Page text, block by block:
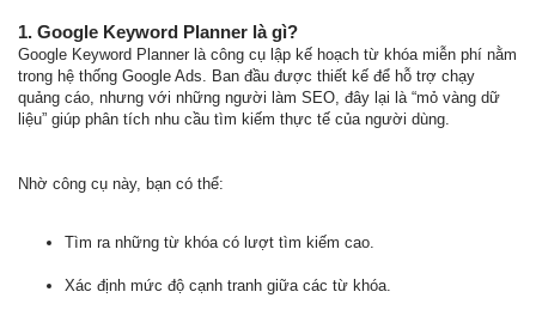
1. Google Keyword Planner là gì?
Google Keyword Planner là công cụ lập kế hoạch từ khóa miễn phí nằm
trong hệ thống Google Ads. Ban đầu được thiết kế để hỗ trợ chạy
quảng cáo, nhưng với những người làm SEO, đây lại là “mỏ vàng dữ
liệu” giúp phân tích nhu cầu tìm kiếm thực tế của người dùng.
Nhờ công cụ này, bạn có thể:
Tìm ra những từ khóa có lượt tìm kiếm cao.
Xác định mức độ cạnh tranh giữa các từ khóa.